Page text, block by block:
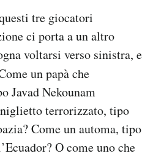
tre giocatori
ci porta a un altro
voltarsi verso sinistra, e
un papà che
Javad Nekounam
terrorizzato, tipo
Come un automa, tipo
O come uno che